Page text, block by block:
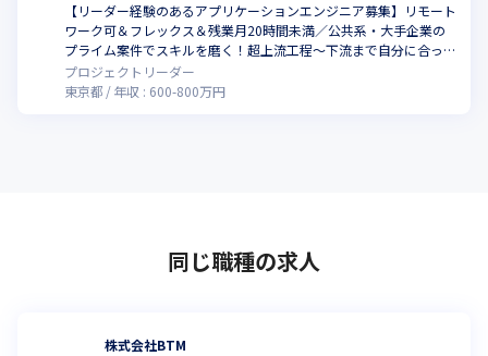
【リーダー経験のあるアプリケーションエンジニア募集】リモート
ワーク可＆フレックス＆残業月20時間未満／公共系・大手企業の
プライム案件でスキルを磨く！超上流工程～下流まで自分に合った
工程を担当！56年の安定基盤でキャリアアップ
プロジェクトリーダー
東京都
年収 : 600-800万円
同じ職種の求人
株式会社BTM